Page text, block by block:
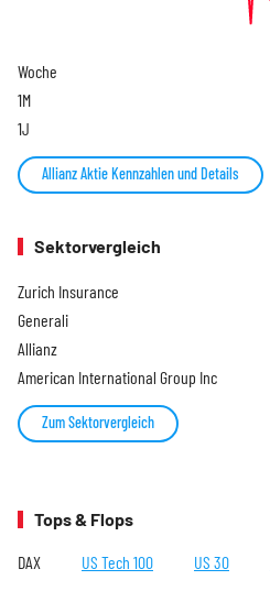
Woche
1M
1J
Allianz Aktie Kennzahlen und Details
Sektorvergleich
Zurich Insurance
Generali
Allianz
American International Group Inc
Zum Sektorvergleich
Tops & Flops
DAX US Tech 100 US 30